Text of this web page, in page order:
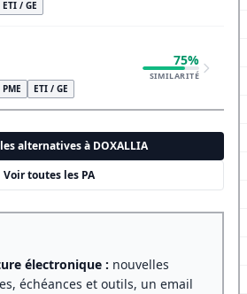
ETI / GE
PME ETI / GE
75%
SIMILARITÉ
alternatives à DOXALLIA
Voir toutes les PA
électronique : nouvelles
échéances et outils, un email